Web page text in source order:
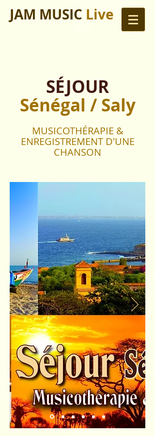
JAM MUSIC Live
SÉJOUR
Sénégal / Saly
MUSICOTHÉRAPIE &
ENREGISTREMENT D'UNE
CHANSON